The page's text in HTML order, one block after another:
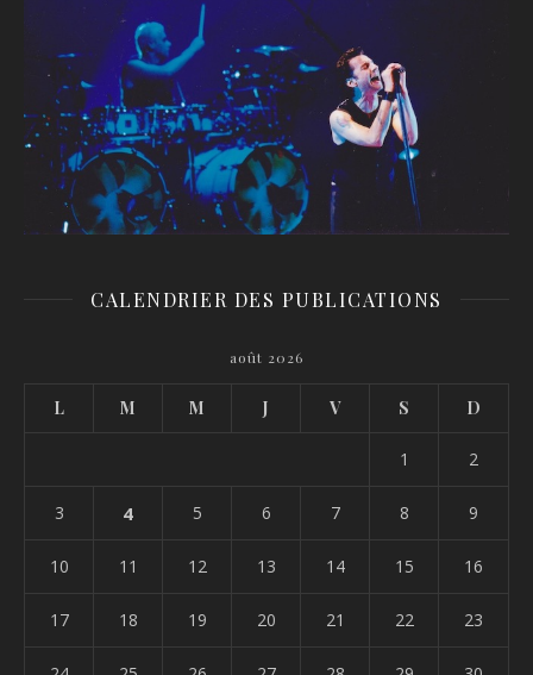
CALENDRIER DES PUBLICATIONS
août 2026
L M M J V S D
1 2
3 4 5 6 7 8 9
10 11 12 13 14 15 16
17 18 19 20 21 22 23